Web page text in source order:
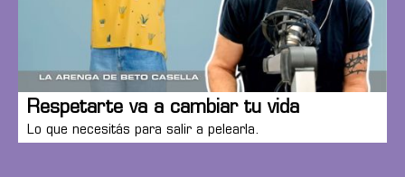
Respetarte va a cambiar tu vida
Lo que necesitás para salir a pelearla.